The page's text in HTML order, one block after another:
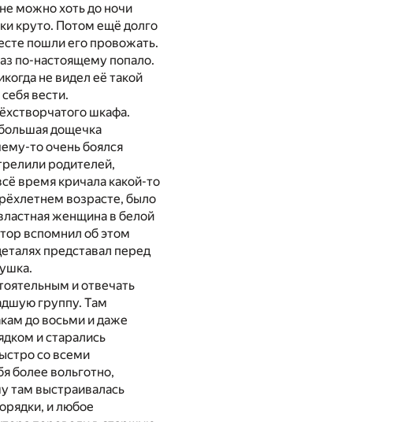
можно хоть до ночи
круто. Потом ещё долго
пошли его провожать.
по-настоящему попало.
не видел её такой
вести.
шкафа.
дощечка
то очень боялся
родителей,
время кричала какой-то
возрасте, было
женщина в белой
вспомнил об этом
представал перед
и отвечать
группу. Там
до восьми и даже
и старались
со всеми
более вольготно,
там выстраивалась
и любое